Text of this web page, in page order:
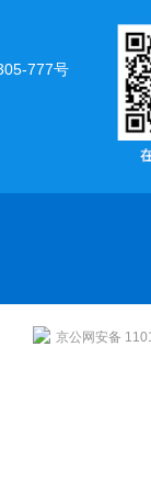
777号
京公网安备